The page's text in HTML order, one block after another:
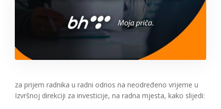
za prijem radnika u radni odnos na neodređeno vrijeme u
Izvršnoj direkciji za investicije, na radna mjesta, kako slijedi: